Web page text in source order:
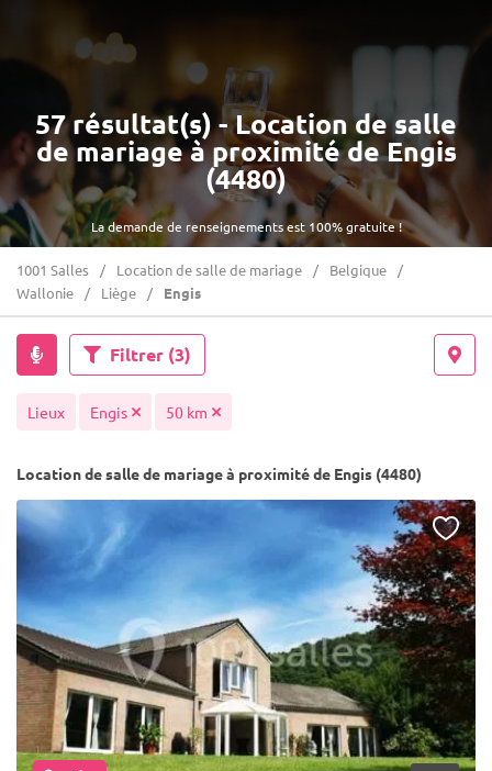
La demande de renseignements est 100% gratuite !
57 résultat(s) - Location de salle
de mariage à proximité de Engis
(4480)
1001 Salles Location de salle de mariage
Belgique
Wallonie
Liège Engis
Filtrer (3)
Lieux Engis 50 km
Location de salle de mariage à proximité de Engis (4480)